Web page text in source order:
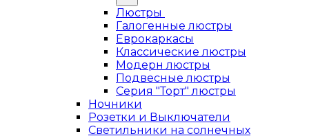
Люстры
Галогенные люстры
Еврокаркасы
Классические люстры
Модерн люстры
Подвесные люстры
Серия "Торт" люстры
Ночники
Розетки и Выключатели
Светильники на солнечных